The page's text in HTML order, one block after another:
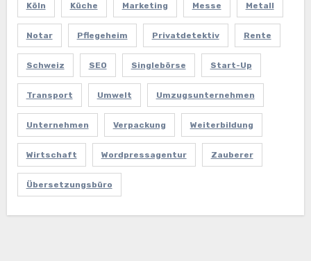
Köln Küche Marketing Messe Metall
Notar Pflegeheim Privatdetektiv Rente
Schweiz SEO Singlebörse Start-Up
Transport Umwelt Umzugsunternehmen
Unternehmen Verpackung Weiterbildung
Wirtschaft Wordpressagentur Zauberer
Übersetzungsbüro